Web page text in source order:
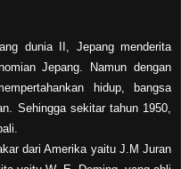
II, Jepang menderita
Jepang. Namun dengan
hidup, bangsa
Sehingga sekitar tahun 1950,
dari Amerika yaitu J.M Juran